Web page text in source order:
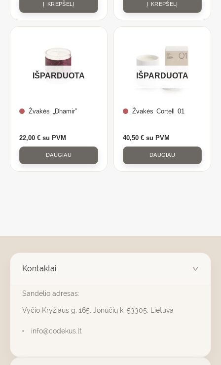
Į KREPŠELĮ Į KREPŠELĮ
IŠPARDUOTA
Žvakės „Dhamir”
22,00 € su PVM
DAUGIAU
IŠPARDUOTA
Žvakės Cortell 01
40,50 € su PVM
DAUGIAU
Kontaktai
Sandėlio adresas:
Vyčio Kryžiaus g. 165, Jonučių k. 53305, Lietuva
info@codekus.lt